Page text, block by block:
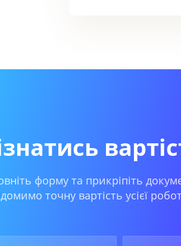
форму та прикріпіть
точну вартість усієї